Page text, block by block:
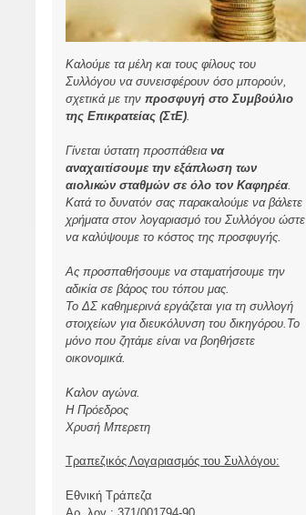
Καλούμε τα μέλη και τους φίλους του
Συλλόγου να συνεισφέρουν όσο μπορούν,
σχετικά με την προσφυγή στο Συμβούλιο
της Επικρατείας (ΣτΕ).
Γίνεται ύστατη προσπάθεια να
αναχαιτίσουμε την εξάπλωση των
αιολικών σταθμών σε όλο τον Καφηρέα.
Κατά το δυνατόν σας παρακαλούμε να βάλετε
χρήματα στον λογαριασμό του Συλλόγου ώστε
να καλύψουμε το κόστος της προσφυγής.
Ας προσπαθήσουμε να σταματήσουμε την
αδικία σε βάρος του τόπου μας.
Το ΔΣ καθημερινά εργάζεται για τη συλλογή
στοιχείων για διευκόλυνση του δικηγόρου.Το
μόνο που ζητάμε είναι να βοηθήσετε
οικονομικά.
Καλον αγώνα.
Η Πρόεδρος
Χρυσή Μπερετη
Τραπεζικός Λογαριασμός του Συλλόγου:
Εθνική Τράπεζα